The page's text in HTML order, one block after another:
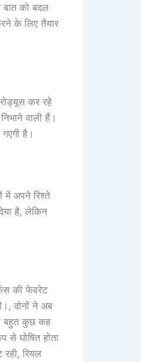
बात को बदल
के लिए तैयार
कर रहे
वाली हैं।
है।
अपने रिश्ते
है, लेकिन
की फेवरेट
दोनों ने अब
बहुत कुछ कह
से घोषित होता
रियल